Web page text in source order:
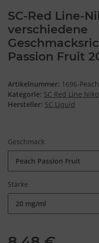
SC-Red Line-
verschiedene
Passion Fruit
Artikelnummer: 1696-
Kategorie: SC Red Line
Hersteller: SC Liquid
Geschmack
Peach Passion Fruit
Stärke
20 mg/ml